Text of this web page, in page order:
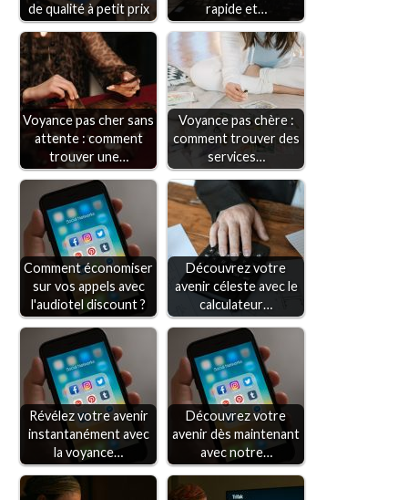
de qualité à petit prix
rapide et…
Voyance pas cher sans
attente : comment
trouver une…
Voyance pas chère :
comment trouver des
services…
Comment économiser
sur vos appels avec
l'audiotel discount ?
Découvrez votre
avenir céleste avec le
calculateur…
Révélez votre avenir
instantanément avec
la voyance…
Découvrez votre
avenir dès maintenant
avec notre…